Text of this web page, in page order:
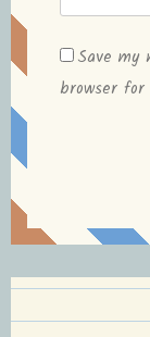
Save
browser